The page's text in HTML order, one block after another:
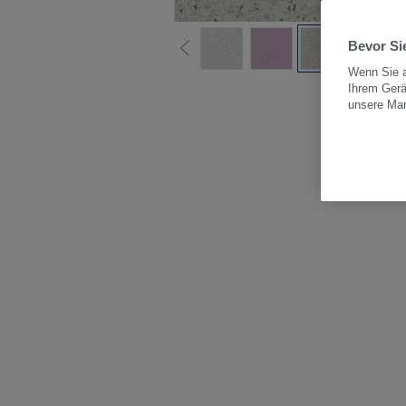
Alle
Bevor
Wenn Sie
Ihrem
unsere